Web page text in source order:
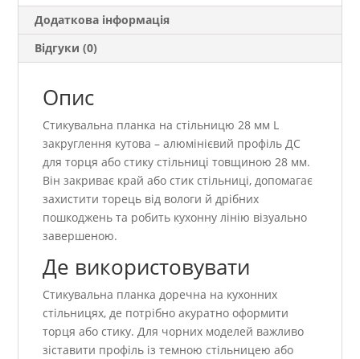
Додаткова інформація
Відгуки (0)
Опис
Стикувальна планка на стільницю 28 мм L
закруглення кутова – алюмінієвий профіль ДС
для торця або стику стільниці товщиною 28 мм.
Він закриває край або стик стільниці, допомагає
захистити торець від вологи й дрібних
пошкоджень та робить кухонну лінію візуально
завершеною.
Де використовувати
Стикувальна планка доречна на кухонних
стільницях, де потрібно акуратно оформити
торця або стику. Для чорних моделей важливо
зіставити профіль із темною стільницею або